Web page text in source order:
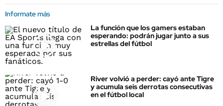
Informate más
La función que los gamers estaban
esperando: podrán jugar junto a sus
estrellas del fútbol
River volvió a perder: cayó ante Tigre
y acumula seis derrotas consecutivas
en el fútbol local